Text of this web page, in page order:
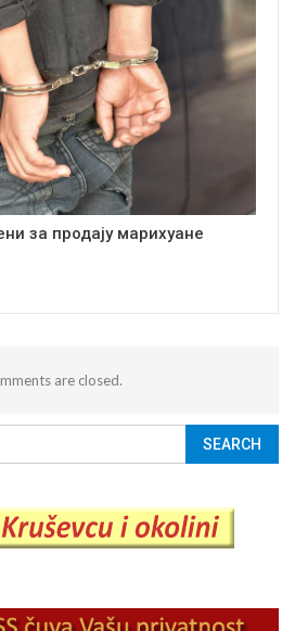
за продају марихуане
are closed.